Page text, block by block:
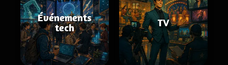
Événements
tech
TV